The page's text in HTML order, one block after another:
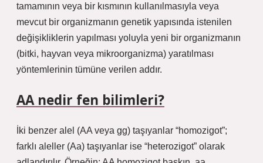
tamamının veya bir kısmının kullanılmasıyla veya
mevcut bir organizmanın genetik yapısında istenilen
değişikliklerin yapılması yoluyla yeni bir organizmanın
(bitki, hayvan veya mikroorganizma) yaratılması
yöntemlerinin tümüne verilen addır.
AA nedir fen bilimleri?
İki benzer alel (AA veya gg) taşıyanlar “homozigot”;
farklı aleller (Aa) taşıyanlar ise “heterozigot” olarak